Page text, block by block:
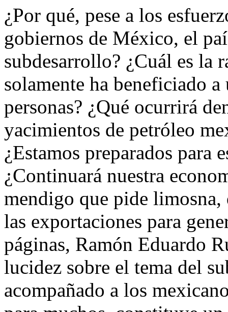
¿Por qué, pese a los
gobiernos de México, el
subdesarrollo? ¿Cuál es la
solamente ha beneficiado
personas? ¿Qué ocurrirá
yacimientos de petróleo
¿Estamos preparados para
¿Continuará nuestra
mendigo que pide
las exportaciones para
páginas, Ramón Eduardo
lucidez sobre el tema del
acompañado a los